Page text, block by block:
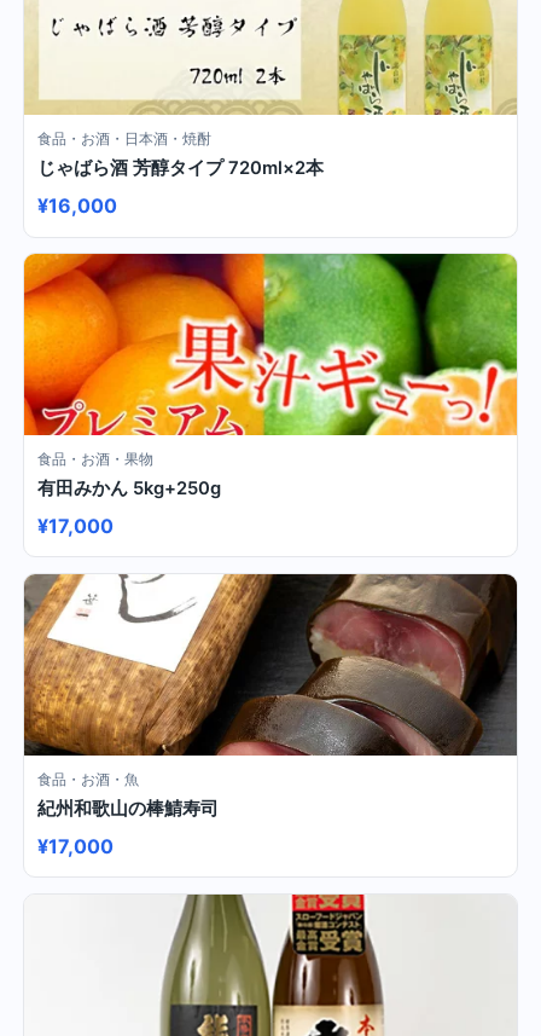
食品・お酒・日本酒・焼酎
じゃばら酒 芳醇タイプ 720ml×2本
¥16,000
食品・お酒・果物
有田みかん 5kg+250g
¥17,000
食品・お酒・魚
紀州和歌山の棒鯖寿司
¥17,000